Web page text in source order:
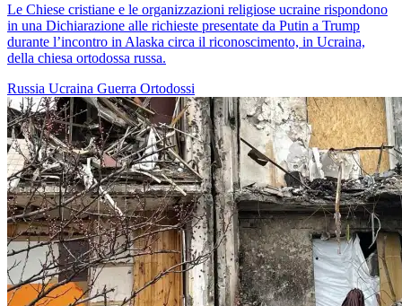
Le Chiese cristiane e le organizzazioni religiose ucraine rispondono
in una Dichiarazione alle richieste presentate da Putin a Trump
durante l’incontro in Alaska circa il riconoscimento, in Ucraina,
della chiesa ortodossa russa.
Russia Ucraina Guerra Ortodossi